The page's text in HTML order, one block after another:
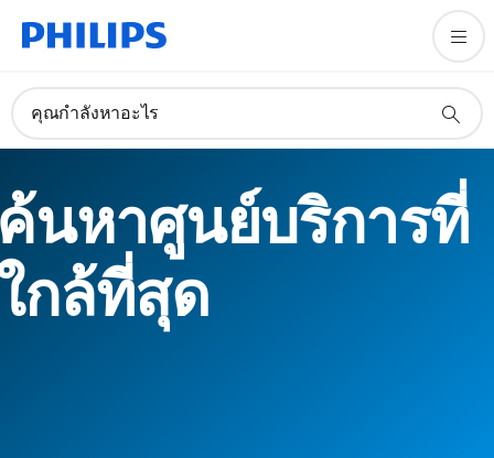
คุณกำลังหาอะไร
นหาศูนย์บริการที่
กล้ที่สุด